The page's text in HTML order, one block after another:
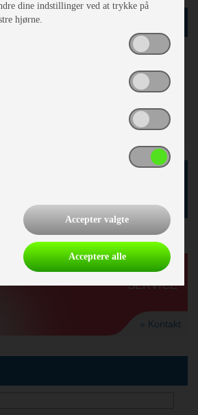
» se tilbud
KUNDE-
SERVICE
» Kontakt
dine indstillinger ved at trykke på
hjørne.
Accepter valgte
Acceptere alle